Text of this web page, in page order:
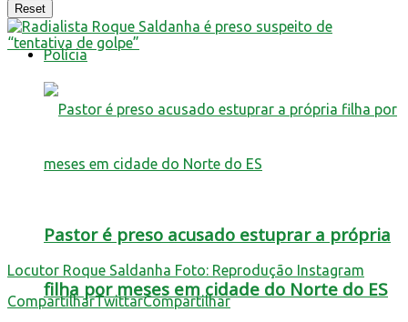
Polícia
Pastor é preso acusado estuprar a própria
filha por meses em cidade do Norte do ES
Reset
Locutor Roque Saldanha Foto: Reprodução Instagram
CompartilharTwittarCompartilhar